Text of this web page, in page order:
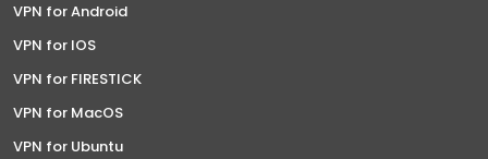
VPN for Android
VPN for IOS
VPN for FIRESTICK
VPN for MacOS
VPN for Ubuntu